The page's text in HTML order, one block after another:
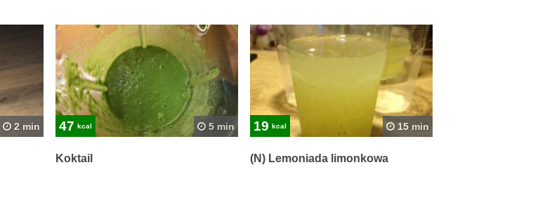
2 min 47 kcal 5 min
Koktail
19 kcal 15 min
(N) Lemoniada limonkowa